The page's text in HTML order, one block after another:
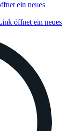
ein neues
öffnet ein neues